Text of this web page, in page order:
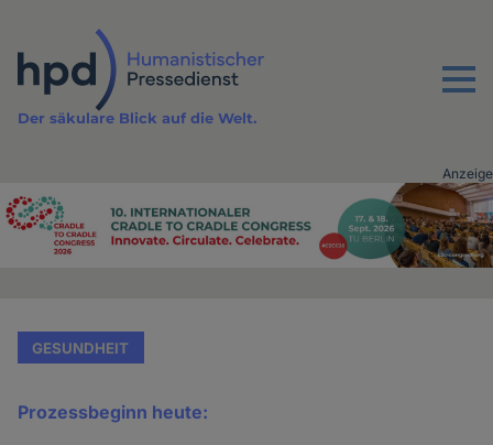
Inhalt
Menu
Der säkulare Blick auf die Welt.
Advertising
Anzeige
GESUNDHEIT
Prozessbeginn heute: